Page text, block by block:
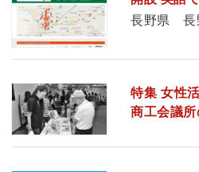
長野県 長
特集 女性
商工会議所